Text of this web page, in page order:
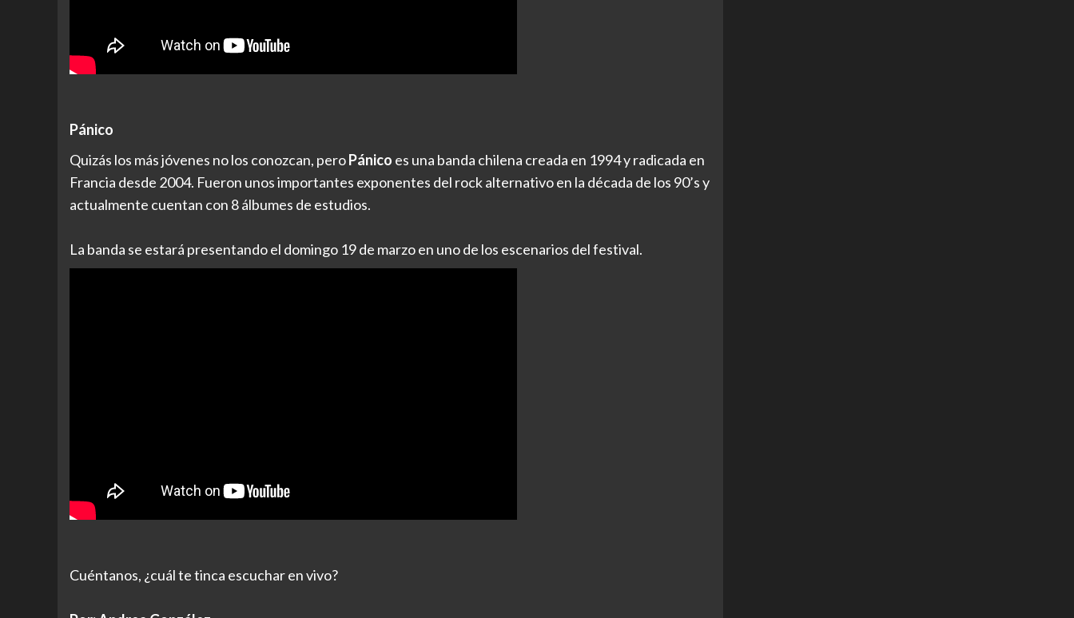
Pánico
Quizás los más jóvenes no los conozcan, peroPánico es una banda chilena creada en 1994 y radicada en
Francia desde 2004. Fueron unos importantes exponentes del rock alternativo en la década de los 90’s y
actualmente cuentan con 8 álbumes de estudios.
La banda se estará presentando el domingo 19 de marzo en uno de los escenarios del festival.
Cuéntanos, ¿cuál te tinca escuchar en vivo?